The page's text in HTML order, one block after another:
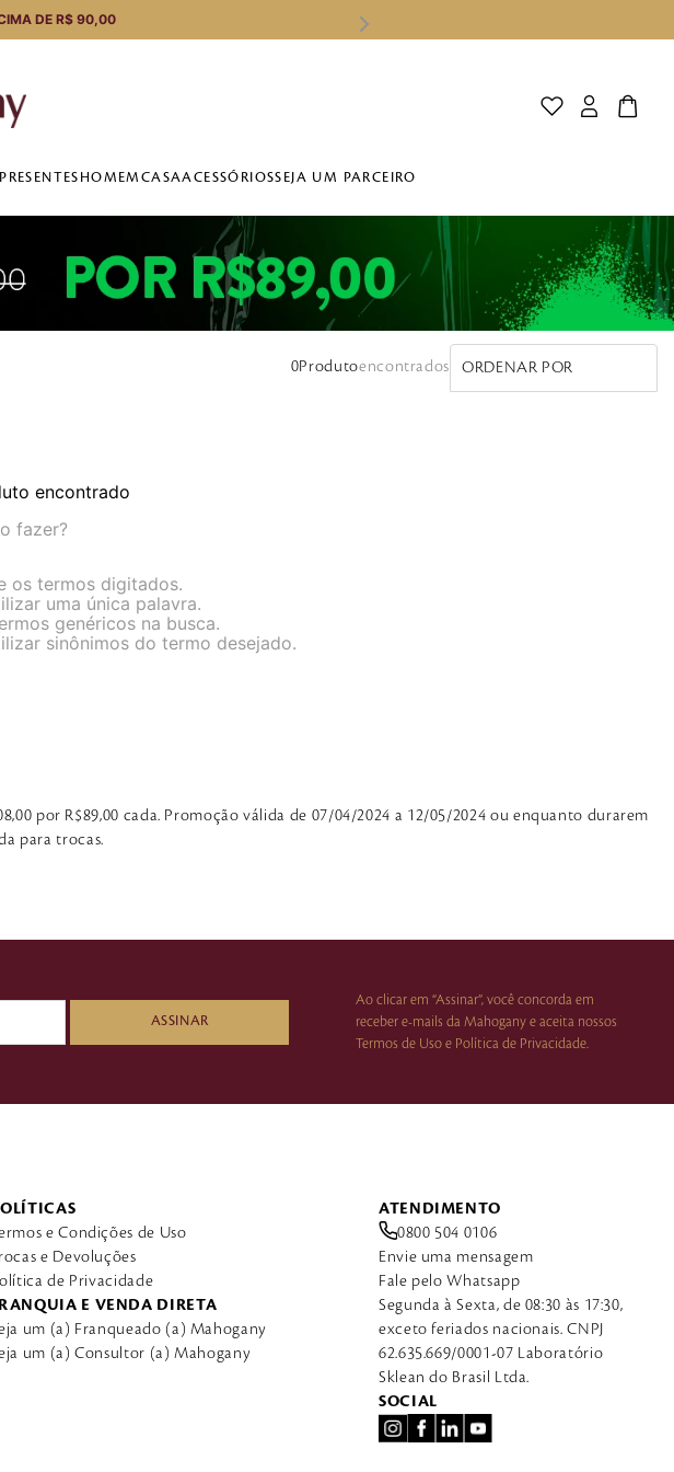
DE R$ 90,00
PRESENTES HOMEM CASAACESSÓRIOSSEJA UM PARCEIRO
0Produto ORDENAR POR
encontrado
fazer?
os termos digitados.
uma única palavra.
genéricos na busca.
sinônimos do termo desejado.
por R$89,00 cada. Promoção válida de 07/04/2024 a 12/05/2024 ou enquanto durarem
para trocas.
ASSINAR
Ao clicar em “Assinar”, você concorda em
receber e-mails da Mahogany e aceita nossos
Termos de Uso e Política de Privacidade.
e Condições de Uso
e Devoluções
de Privacidade
E VENDA DIRETA
um (a) Franqueado (a) Mahogany
um (a) Consultor (a) Mahogany
ATENDIMENTO
0800 504 0106
Envie uma mensagem
Fale pelo Whatsapp
Segunda à Sexta, de 08:30 às 17:30,
exceto feriados nacionais. CNPJ
62.635.669/0001-07 Laboratório
Sklean do Brasil Ltda.
SOCIAL